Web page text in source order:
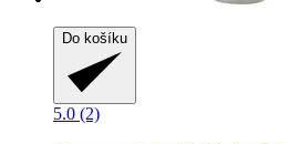
Do košíku
5.0 (2)